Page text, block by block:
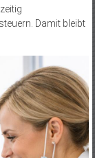
Damit bleibt